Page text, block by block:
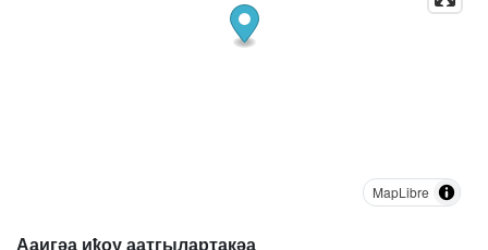
MapLibre
Ааигәа иҟоу ааҭгыларҭақәа